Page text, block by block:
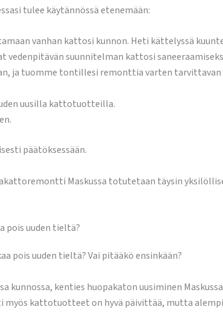
tulee käytännössä etenemään:
vanhan kattosi kunnon. Heti kättelyssä
suunnitelman kattosi
ja tuomme tontillesi remonttia varten tarvittavan
uusilla kattotuotteilla.
päätöksessään.
Maskussa totutetaan täysin
pois uuden tieltä?
pois uuden tieltä? Vai pitääkö ensinkään?
kenties huopakaton uusiminen
kattotuotteet on hyvä päivittää, mutta